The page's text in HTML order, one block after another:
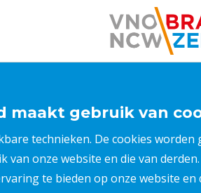
maakt gebruik van
technieken. De cookies
onze website en die van
te bieden op onze website